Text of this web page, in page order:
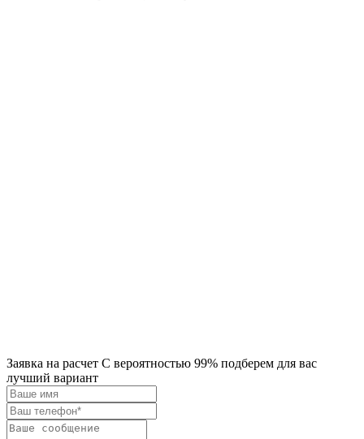
Заявка на расчет С вероятностью 99% подберем для вас
лучший вариант